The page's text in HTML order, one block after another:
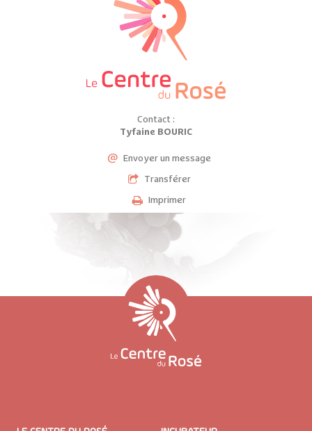
Contact :
Tyfaine BOURIC
@ Envoyer un message
Transférer
Imprimer